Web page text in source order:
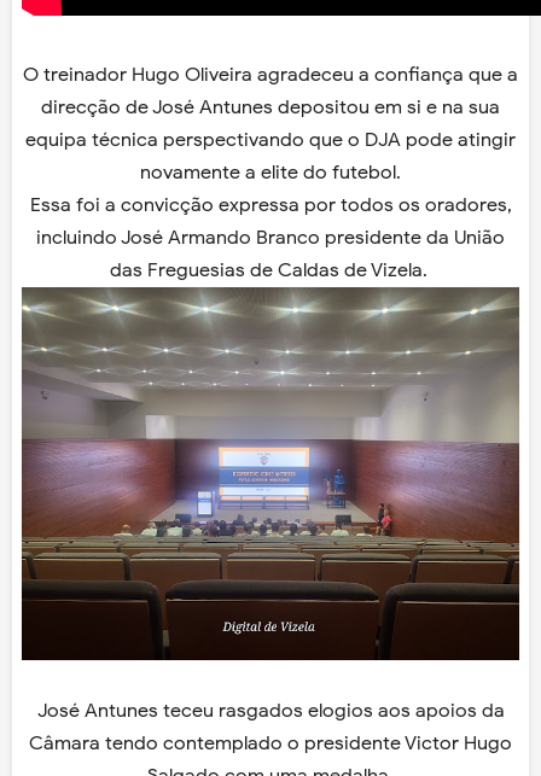
O treinador Hugo Oliveira agradeceu a confiança que a
direcção de José Antunes depositou em si e na sua
equipa técnica perspectivando que o DJA pode atingir
novamente a elite do futebol.
Essa foi a convicção expressa por todos os oradores,
incluindo José Armando Branco presidente da União
das Freguesias de Caldas de Vizela.
José Antunes teceu rasgados elogios aos apoios da
Câmara tendo contemplado o presidente Victor Hugo